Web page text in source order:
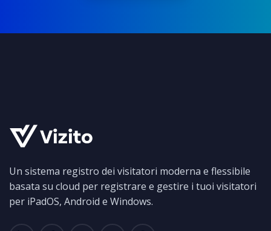
Un sistema registro dei visitatori moderna e flessibile
basata su cloud per registrare e gestire i tuoi visitatori
per iPadOS, Android e Windows.